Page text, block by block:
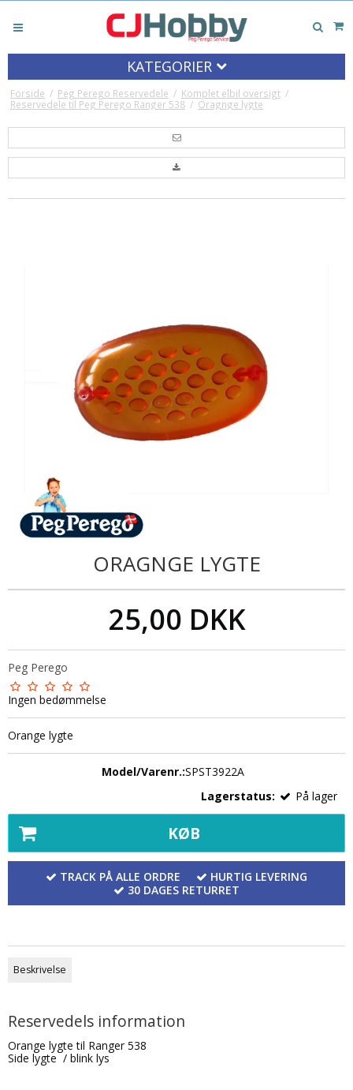
KATEGORIER
Forside / Peg Perego Reservedele / Komplet elbil oversigt /
Reservedele til Peg Perego Ranger 538 / Oragnge lygte
ORAGNGE LYGTE
25,00 DKK
Peg Perego
Ingen bedømmelse
Orange lygte
Model/Varenr.:SPST3922A
Lagerstatus:
På lager
KØB
TRACK PÅ ALLE ORDRE
HURTIG LEVERING
30 DAGES RETURRET
Beskrivelse
Reservedels information
Orange lygte til Ranger 538
Side lygte / blink lys